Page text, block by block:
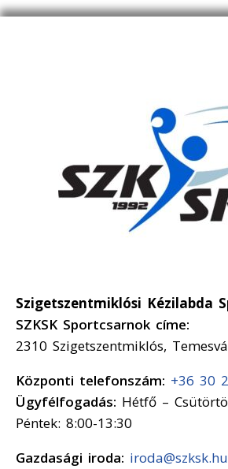
Szigetszentmiklósi Kézilabda
SZKSK Sportcsarnok címe:
2310 Szigetszentmiklós,
Központi telefonszám: +36 30
Ügyfélfogadás: Hétfő –
Péntek: 8:00-13:30
Gazdasági iroda: iroda@szksk.hu